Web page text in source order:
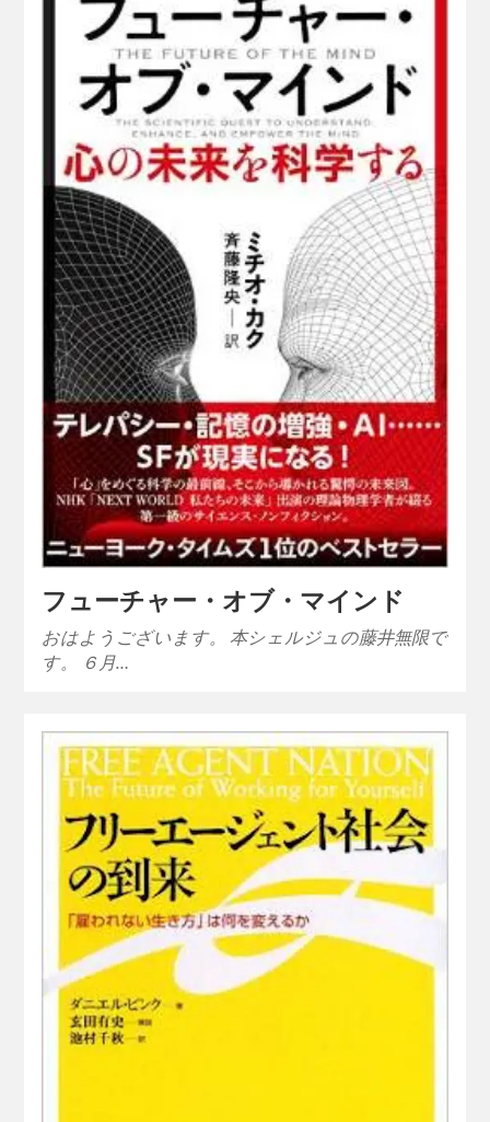
フューチャー・オブ・マインド
おはようございます。 本シェルジュの藤井無限で
す。 ６月…